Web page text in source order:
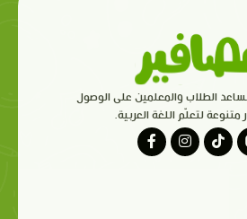
الطلاب والمعلمين على الوصول
متنوعة لتعلّم اللغة العربية.